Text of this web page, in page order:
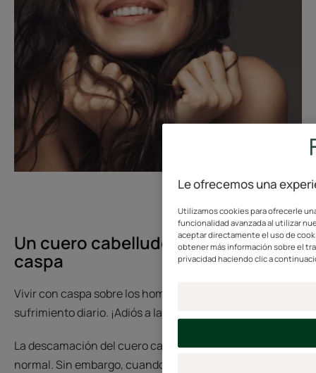
Un cuero cabelludo asfixiado por la
caspa
Vivir con caspa sobre los hombros suele ser un
sufrimiento diario. ¡Adiós a la ropa oscura!
La descamación del cuero cabelludo es un fenómeno
normal. Sin embargo, cuando esta descamación se
Le ofrecemos una
Utilizamos cookies para ofrecerle
funcionalidad avanzada al utilizar
aceptar directamente el uso de
obtener más información sobre el
privacidad haciendo clic a